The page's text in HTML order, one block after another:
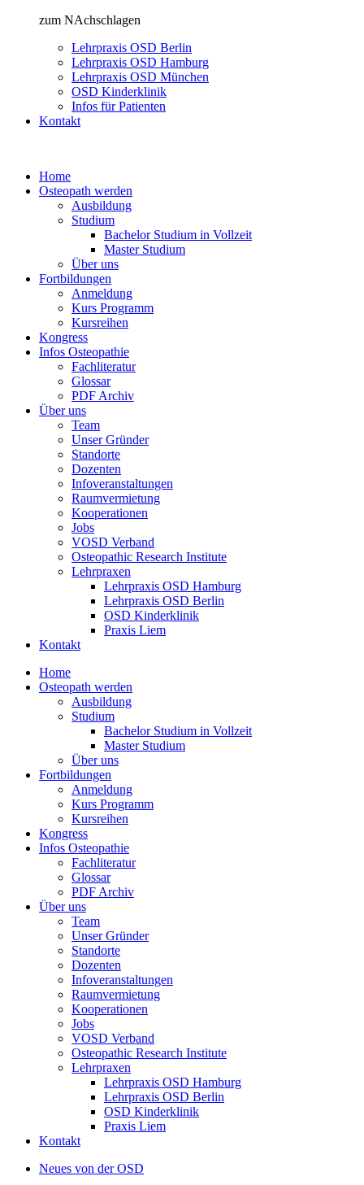
zum NAchschlagen
Lehrpraxis OSD Berlin
Lehrpraxis OSD Hamburg
Lehrpraxis OSD München
OSD Kinderklinik
Infos für Patienten
Kontakt
Home
Osteopath werden
Ausbildung
Studium
Bachelor Studium in Vollzeit
Master Studium
Über uns
Fortbildungen
Anmeldung
Kurs Programm
Kursreihen
Kongress
Infos Osteopathie
Fachliteratur
Glossar
PDF Archiv
Über uns
Team
Unser Gründer
Standorte
Dozenten
Infoveranstaltungen
Raumvermietung
Kooperationen
Jobs
VOSD Verband
Osteopathic Research Institute
Lehrpraxen
Lehrpraxis OSD Hamburg
Lehrpraxis OSD Berlin
OSD Kinderklinik
Praxis Liem
Kontakt
Home
Osteopath werden
Ausbildung
Studium
Bachelor Studium in Vollzeit
Master Studium
Über uns
Fortbildungen
Anmeldung
Kurs Programm
Kursreihen
Kongress
Infos Osteopathie
Fachliteratur
Glossar
PDF Archiv
Über uns
Team
Unser Gründer
Standorte
Dozenten
Infoveranstaltungen
Raumvermietung
Kooperationen
Jobs
VOSD Verband
Osteopathic Research Institute
Lehrpraxen
Lehrpraxis OSD Hamburg
Lehrpraxis OSD Berlin
OSD Kinderklinik
Praxis Liem
Kontakt
Neues von der OSD